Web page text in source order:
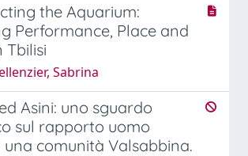
the Aquarium:
Performance, Place and
Tbilisi
Sabrina
Asini: uno sguardo
sul rapporto uomo
comunità Valsabbina.